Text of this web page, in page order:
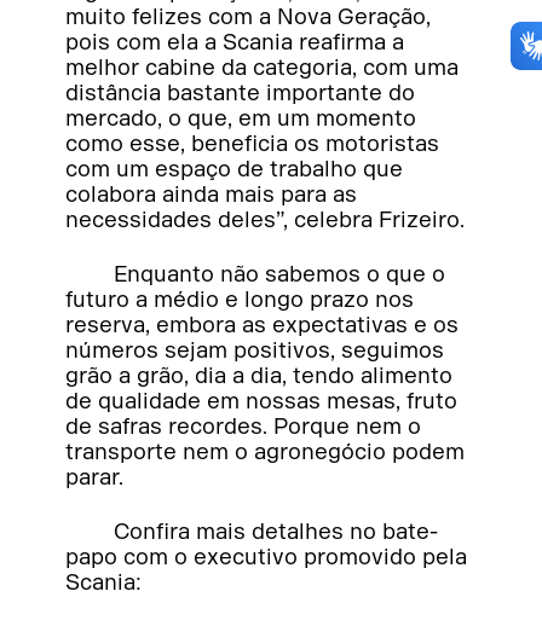
muito felizes com a Nova Geração,
pois com ela a Scania reafirma a
melhor cabine da categoria, com uma
distância bastante importante do
mercado, o que, em um momento
como esse, beneficia os motoristas
com um espaço de trabalho que
colabora ainda mais para as
necessidades deles”, celebra Frizeiro.
Enquanto não sabemos o que o
futuro a médio e longo prazo nos
reserva, embora as expectativas e os
números sejam positivos, seguimos
grão a grão, dia a dia, tendo alimento
de qualidade em nossas mesas, fruto
de safras recordes. Porque nem o
transporte nem o agronegócio podem
parar.
Confira mais detalhes no bate-
papo com o executivo promovido pela
Scania: